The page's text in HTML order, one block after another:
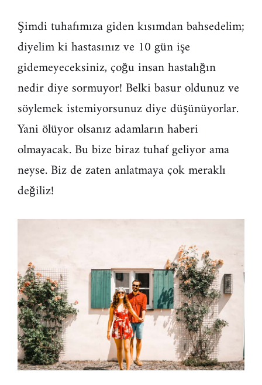
Şimdi tuhafımıza giden kısımdan bahsedelim;
diyelim ki hastasınız ve 10 gün işe
gidemeyeceksiniz, çoğu insan hastalığın
nedir diye sormuyor! Belki basur oldunuz ve
söylemek istemiyorsunuz diye düşünüyorlar.
Yani ölüyor olsanız adamların haberi
olmayacak. Bu bize biraz tuhaf geliyor ama
neyse. Biz de zaten anlatmaya çok meraklı
değiliz!